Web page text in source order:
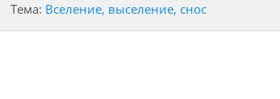
Тема: Вселение, выселение, снос